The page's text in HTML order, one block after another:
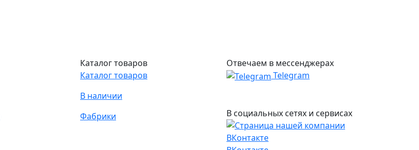
Каталог товаров
Каталог товаров
В наличии
Фабрики
Отвечаем в мессенджерах
Telegram
В социальных сетях и сервисах